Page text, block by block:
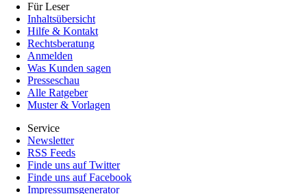
Für Leser
Inhaltsübersicht
Hilfe & Kontakt
Rechtsberatung
Anmelden
Was Kunden sagen
Presseschau
Alle Ratgeber
Muster & Vorlagen
Service
Newsletter
RSS Feeds
Finde uns auf Twitter
Finde uns auf Facebook
Impressumsgenerator